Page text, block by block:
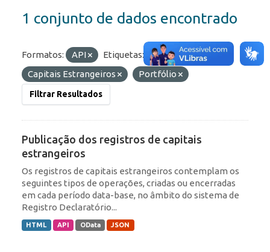
1 conjunto de dados encontrado
Formatos: API
Etiquetas:
Capitais Estrangeiros
Portfólio
Filtrar Resultados
Publicação dos registros de capitais
estrangeiros
Os registros de capitais estrangeiros contemplam os
seguintes tipos de operações, criadas ou encerradas
em cada período data-base, no âmbito do sistema de
Registro Declaratório...
HTML API OData JSON